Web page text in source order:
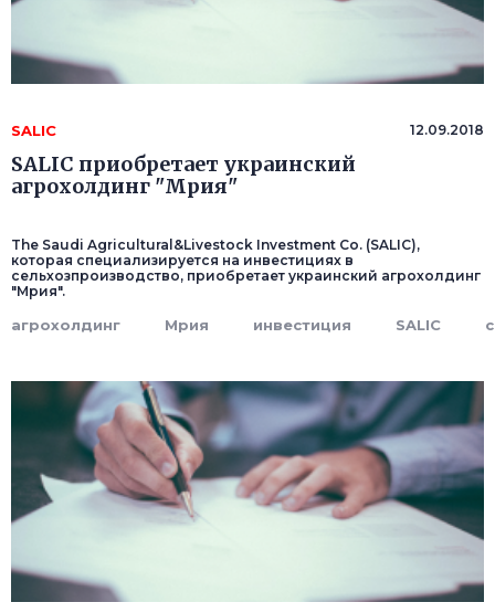
SALIC 12.09.2018
SALIC приобретает украинский
агрохолдинг "Мрия"
The Saudi Agricultural&Livestock Investment Co. (SALIC),
которая специализируется на инвестициях в
сельхозпроизводство, приобретает украинский агрохолдинг
"Мрия".
агрохолдинг Мрия инвестиция SALIC